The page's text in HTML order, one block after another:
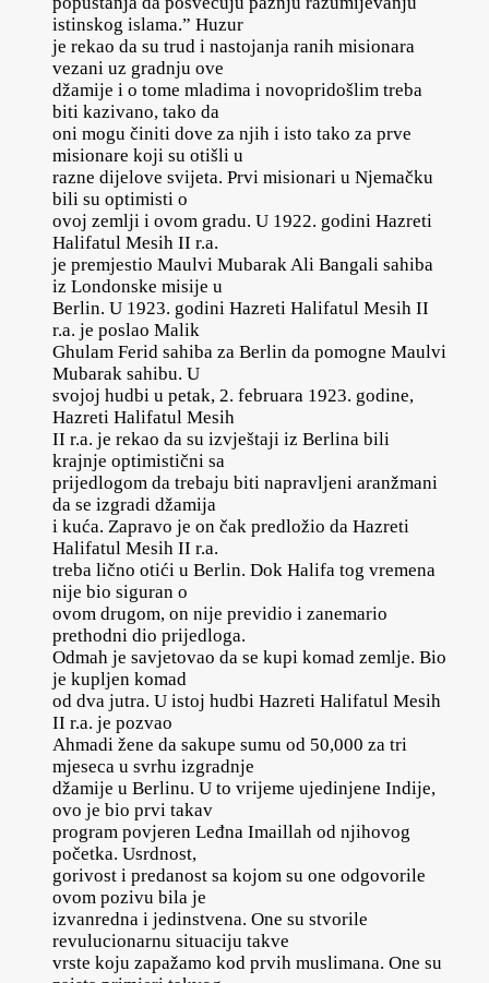
istinskog islama.” Huzur
je rekao da su trud i nastojanja ranih misionara
vezani uz gradnju ove
džamije i o tome mladima i novopridošlim treba
biti kazivano, tako da
oni mogu činiti dove za njih i isto tako za prve
misionare koji su otišli u
razne dijelove svijeta. Prvi misionari u Njemačku
bili su optimisti o
ovoj zemlji i ovom gradu. U 1922. godini Hazreti
Halifatul Mesih II r.a.
je premjestio Maulvi Mubarak Ali Bangali sahiba
iz Londonske misije u
Berlin. U 1923. godini Hazreti Halifatul Mesih II
r.a. je poslao Malik
Ghulam Ferid sahiba za Berlin da pomogne Maulvi
Mubarak sahibu. U
svojoj hudbi u petak, 2. februara 1923. godine,
Hazreti Halifatul Mesih
II r.a. je rekao da su izvještaji iz Berlina bili
krajnje optimistični sa
prijedlogom da trebaju biti napravljeni aranžmani
da se izgradi džamija
i kuća. Zapravo je on čak predložio da Hazreti
Halifatul Mesih II r.a.
treba lično otići u Berlin. Dok Halifa tog vremena
nije bio siguran o
ovom drugom, on nije previdio i zanemario
prethodni dio prijedloga.
Odmah je savjetovao da se kupi komad zemlje. Bio
je kupljen komad
od dva jutra. U istoj hudbi Hazreti Halifatul Mesih
II r.a. je pozvao
Ahmadi žene da sakupe sumu od 50,000 za tri
mjeseca u svrhu izgradnje
džamije u Berlinu. U to vrijeme ujedinjene Indije,
ovo je bio prvi takav
program povjeren Leđna Imaillah od njihovog
početka. Usrdnost,
gorivost i predanost sa kojom su one odgovorile
ovom pozivu bila je
izvanredna i jedinstvena. One su stvorile
revulucionarnu situaciju takve
vrste koju zapažamo kod prvih muslimana. One su